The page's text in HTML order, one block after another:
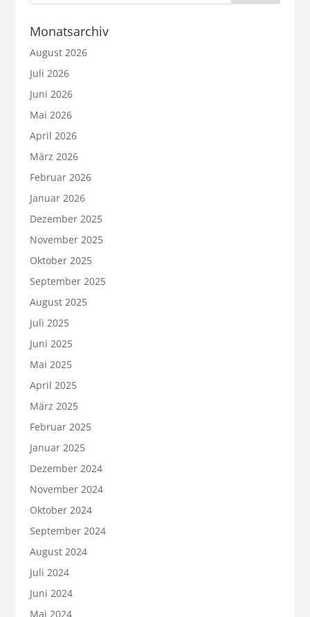
Monatsarchiv
August 2026
Juli 2026
Juni 2026
Mai 2026
April 2026
März 2026
Februar 2026
Januar 2026
Dezember 2025
November 2025
Oktober 2025
September 2025
August 2025
Juli 2025
Juni 2025
Mai 2025
April 2025
März 2025
Februar 2025
Januar 2025
Dezember 2024
November 2024
Oktober 2024
September 2024
August 2024
Juli 2024
Juni 2024
Mai 2024